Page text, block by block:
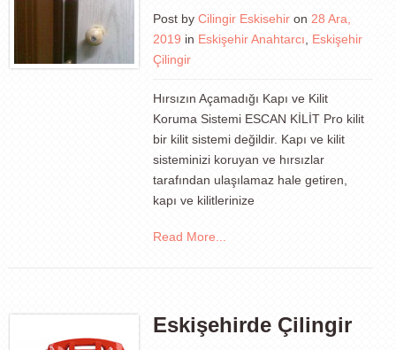
Post byCilingir Eskisehir on 28 Ara,
2019 in Eskişehir Anahtarcı
Eskişehir
Çilingir
Hırsızın Açamadığı Kapı ve Kilit
Koruma Sistemi ESCAN KİLİT Pro kilit
bir kilit sistemi değildir. Kapı ve kilit
sisteminizi koruyan ve hırsızlar
tarafından ulaşılamaz hale getiren,
kapı ve kilitlerinize
Read More...
Eskişehirde Çilingir